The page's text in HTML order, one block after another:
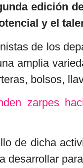
edición
y el
de los
amplia
bolsos,
zarpes
de dicha
desarrollar